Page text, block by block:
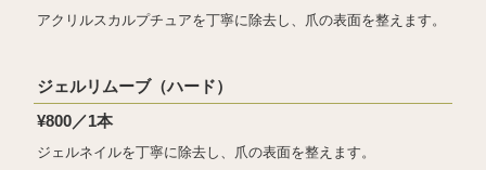
アクリルスカルプチュアを丁寧に除去し、爪の表面を整えます。
ジェルリムーブ（ハード）
¥800／1本
ジェルネイルを丁寧に除去し、爪の表面を整えます。